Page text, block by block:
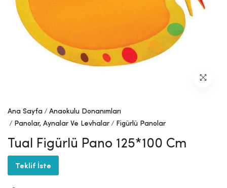
Ana Sayfa
Anaokulu Donanımları
Panolar, Aynalar Ve Levhalar
Figürlü Panolar
Tual Figürlü Pano 125*100 Cm
Teklif İste